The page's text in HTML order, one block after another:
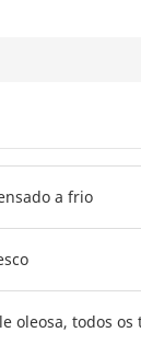
a frio
oleosa, todos